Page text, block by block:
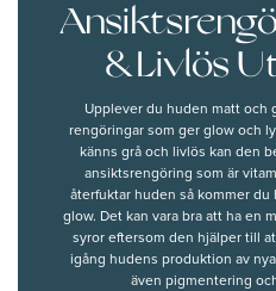
& Livlös
Upplever du huden matt och
rengöringar som ger glow och
känns grå och livlös kan den
ansiktsrengöring som är
återfuktar huden så kommer
glow. Det kan vara bra att ha en
syror eftersom den hjälper till
igång hudens produktion av
även pigmentering